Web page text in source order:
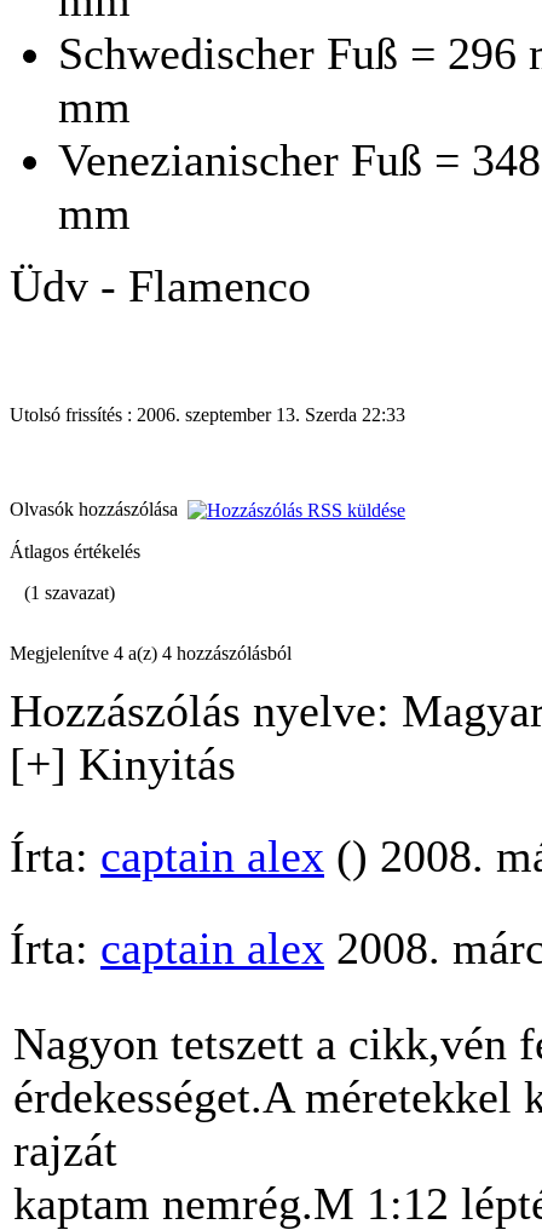
Schwedischer Fuß =
mm
Venezianischer Fuß =
mm
Üdv - Flamenco
Utolsó frissítés : 2006. szeptember 13. Szerda 22:33
Olvasók hozzászólása
Átlagos értékelés
(1 szavazat)
Megjelenítve 4 a(z) 4 hozzászólásból
Hozzászólás nyelve:
[+] Kinyitás
Írta: captain alex () 2008.
Írta: captain alex 2008.
Nagyon tetszett a cikk,vén
érdekességet.A méretekkel
rajzát
kaptam nemrég.M 1:12